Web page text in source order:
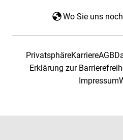
Wo Sie uns
PrivatsphäreKarriereAGB
Erklärung zur
Impressum